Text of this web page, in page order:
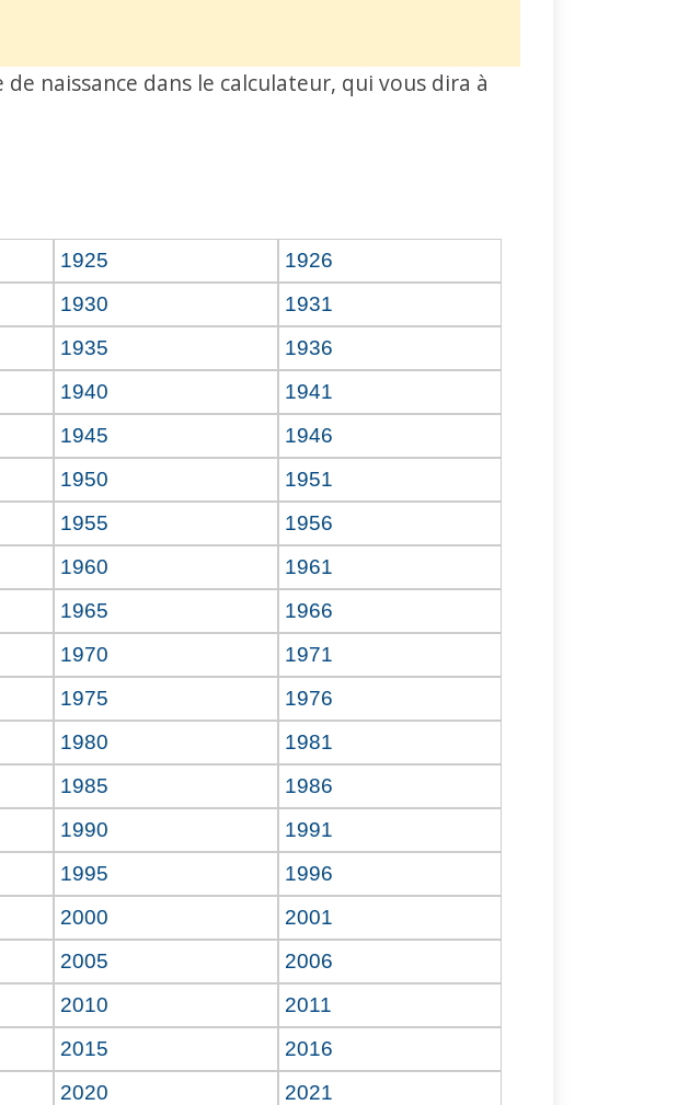
naissance dans le calculateur, qui vous dira à
1925
1926
1930
1931
1935
1936
1940
1941
1945
1946
1950
1951
1955
1956
1960
1961
1965
1966
1970
1971
1975
1976
1980
1981
1985
1986
1990
1991
1995
1996
2000
2001
2005
2006
2010
2011
2015
2016
2020
2021